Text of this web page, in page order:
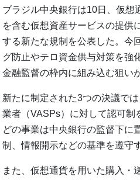
ブラジル中央銀行は10日、仮想
を含む仮想資産サービスの提供
する新たな規制を公表した。今
グ防止やテロ資金供与対策を強
金融監督の枠内に組み込む狙い
新たに制定された3つの決議で
業者（VASPs）に対して認可制
どの事業は中央銀行の監督下に
制、情報開示などの基準を遵守
また、仮想通貨を用いた購入・